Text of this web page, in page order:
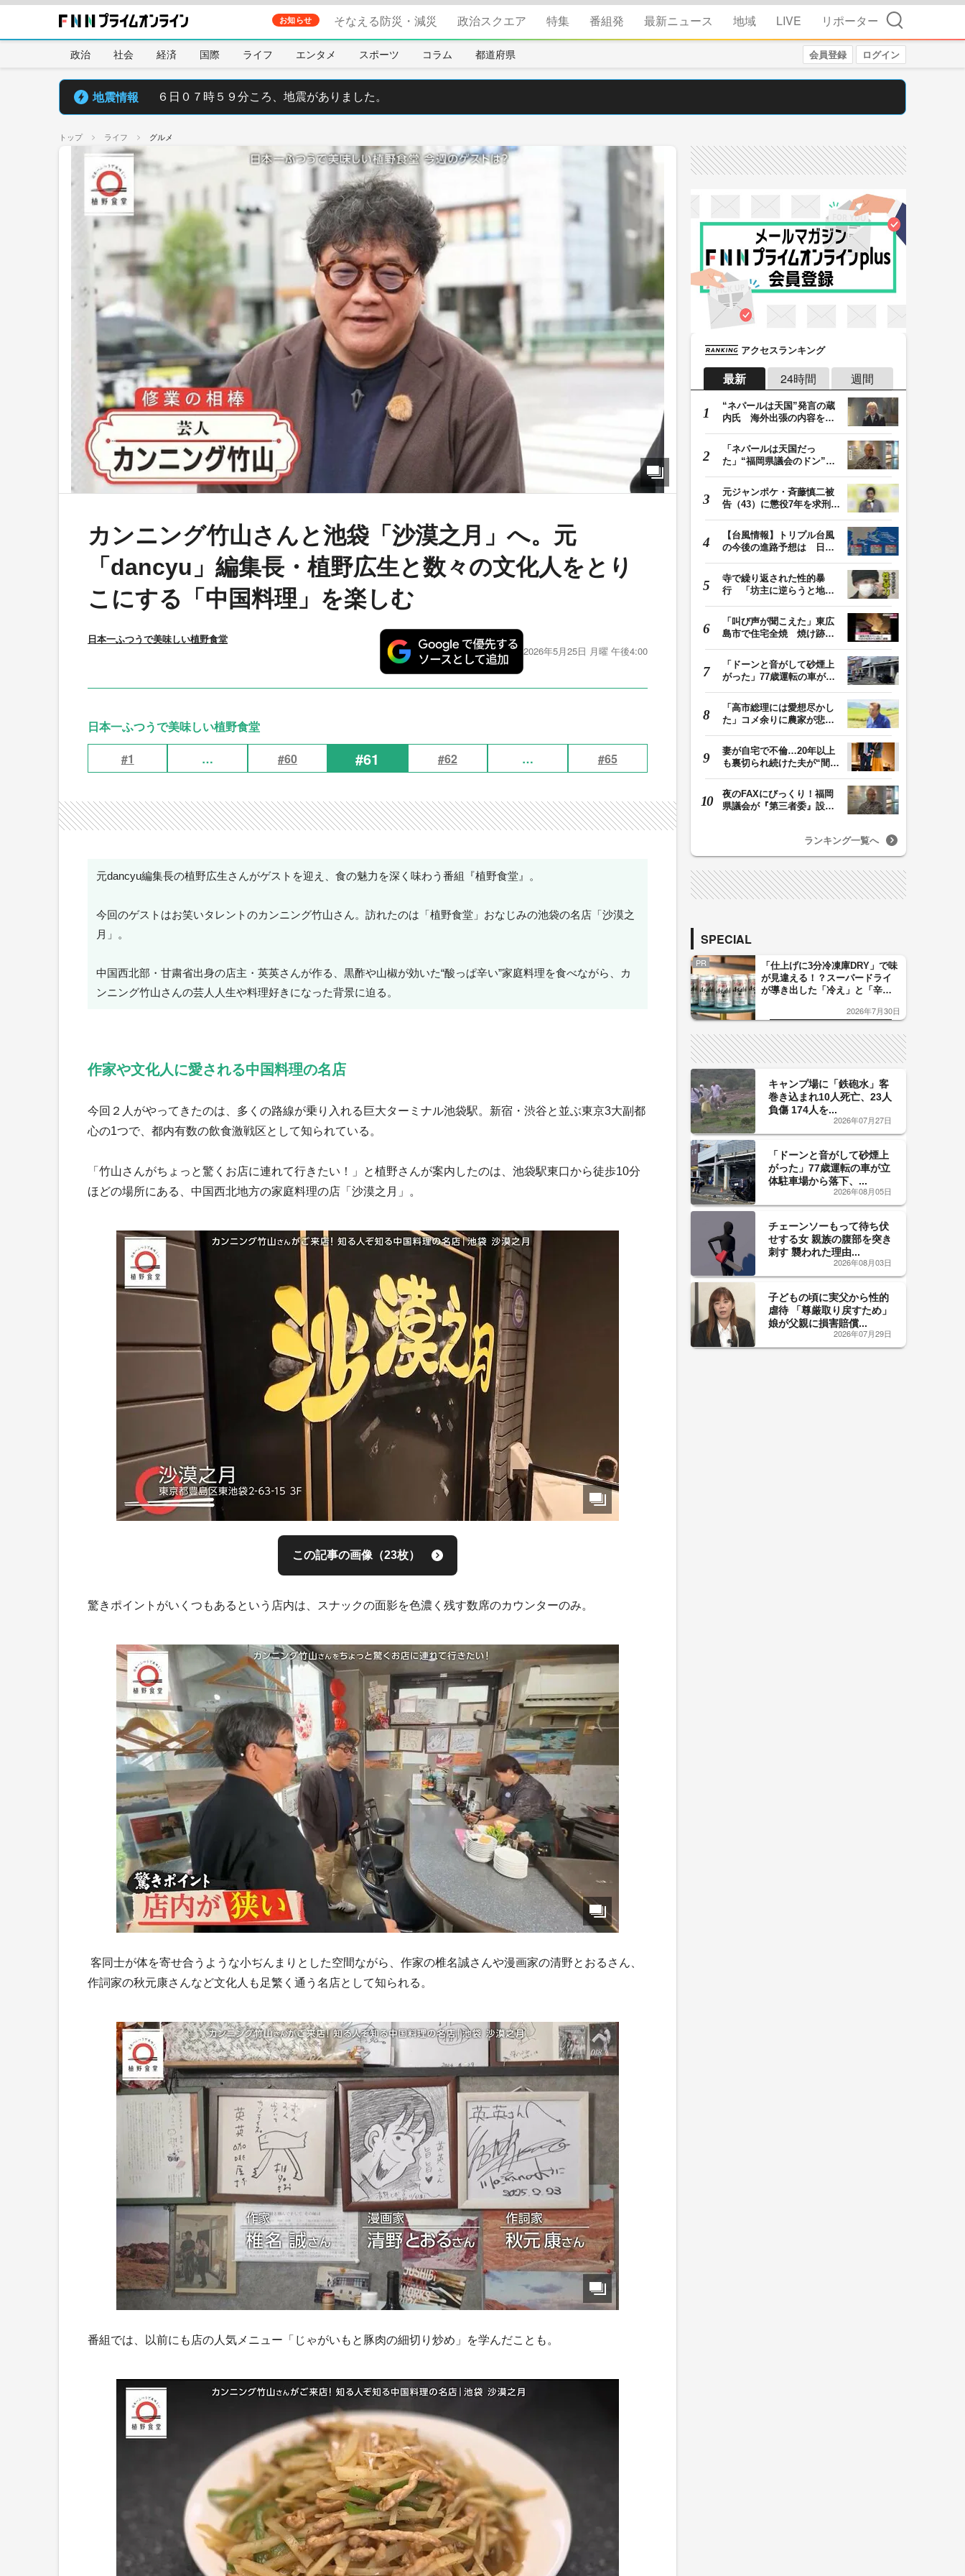
お知らせ そなえる防災・減災 政治スクエア 特集 番組発 最新ニュース 地域 LIVE リポーター 検索
政治 社会 経済 国際 ライフ エンタメ スポーツ コラム 都道府県 会員登録 ログイン
地震情報 ６日０７時５９分ころ、地震がありました。
トップ ライフ グルメ
カンニング竹山さんと池袋「沙漠之月」へ。元
「dancyu」編集長・植野広生と数々の文化人をとり
こにする「中国料理」を楽しむ
日本一ふつうで美味しい植野食堂
2026年5月25日 月曜 午後4:00
日本一ふつうで美味しい植野食堂
#1
… #60 #61 #62 … #65
元dancyu編集長の植野広生さんがゲストを迎え、食の魅力を深く味わう番組『植野食堂』。
今回のゲストはお笑いタレントのカンニング竹山さん。訪れたのは「植野食堂」おなじみの池袋の名店「沙漠之
月」。
中国西北部・甘粛省出身の店主・英英さんが作る、黒酢や山椒が効いた“酸っぱ辛い”家庭料理を食べながら、カ
ンニング竹山さんの芸人人生や料理好きになった背景に迫る。
作家や文化人に愛される中国料理の名店
今回２人がやってきたのは、多くの路線が乗り入れる巨大ターミナル池袋駅。新宿・渋谷と並ぶ東京3大副都
心の1つで、都内有数の飲食激戦区として知られている。
「竹山さんがちょっと驚くお店に連れて行きたい！」と植野さんが案内したのは、池袋駅東口から徒歩10分
ほどの場所にある、中国西北地方の家庭料理の店「沙漠之月」。
この記事の画像（23枚）
驚きポイントがいくつもあるという店内は、スナックの面影を色濃く残す数席のカウンターのみ。
客同士が体を寄せ合うような小ぢんまりとした空間ながら、作家の椎名誠さんや漫画家の清野とおるさん、
作詞家の秋元康さんなど文化人も足繁く通う名店として知られる。
番組では、以前にも店の人気メニュー「じゃがいもと豚肉の細切り炒め」を学んだことも。
アクセスランキング
最新 24時間 週間
“ネパールは天国”発言の蔵
内氏 海外出張の内容を説
「ネパールは天国だっ
た」“福岡県議会のドン”蔵
元ジャンポケ・斉藤慎二被
告（43）に懲役7年を求刑
【台風情報】トリプル台風
の今後の進路予想は 日本
寺で繰り返された性的暴
行 「坊主に逆らうと地獄
「叫び声が聞こえた」東広
島市で住宅全焼 焼け跡か
「ドーンと音がして砂煙上
がった」77歳運転の車が立
「高市総理には愛想尽かし
た」コメ余りに農家が悲
妻が自宅で不倫…20年以上
も裏切られ続けた夫が“間
夜のFAXにびっくり！福岡
県議会が『第三者委』設置
ランキング一覧へ
SPECIAL
PR
「仕上げに3分冷凍庫DRY」で味
が見違える！？スーパードライ
が導き出した「冷え」と「辛
した「辛口カーブ」が飲み頃の
2026年7月30日
キャンプ場に「鉄砲水」客
巻き込まれ10人死亡、23人
負傷 174人を...
2026年07月27日
「ドーンと音がして砂煙上
がった」77歳運転の車が立
体駐車場から落下、...
2026年08月05日
チェーンソーもって待ち伏
せする女 親族の腹部を突き
刺す 襲われた理由...
2026年08月03日
子どもの頃に実父から性的
虐待 「尊厳取り戻すため」
娘が父親に損害賠償...
2026年07月29日